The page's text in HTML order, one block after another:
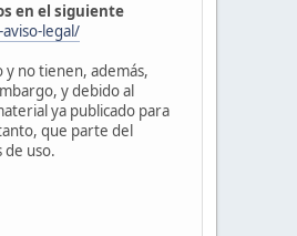
en el siguiente
legal/
no tienen, además,
y debido al
ya publicado para
que parte del
de uso.